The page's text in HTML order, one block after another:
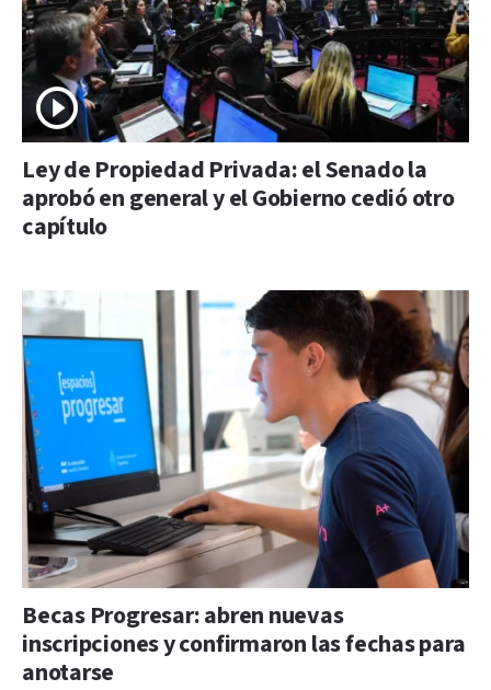
Ley de Propiedad Privada: el Senado la
aprobó en general y el Gobierno cedió otro
capítulo
Becas Progresar: abren nuevas
inscripciones y confirmaron las fechas para
anotarse